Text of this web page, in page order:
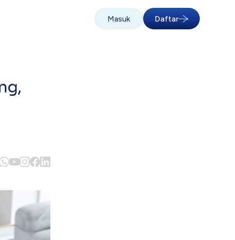
Masuk Daftar